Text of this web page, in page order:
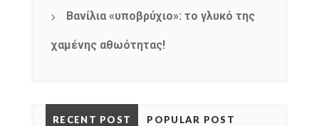
Βανίλια «υποβρύχιο»: το γλυκό της
χαμένης αθωότητας!
RECENT POST POPULAR POST